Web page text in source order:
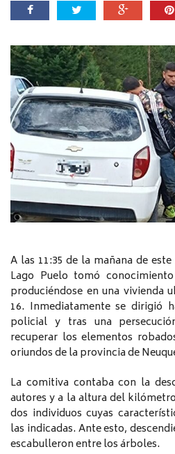
A las 11:35 de la mañana de
Lago Puelo tomó
produciéndose en una vivienda
16. Inmediatamente se dirigió
policial y tras una
recuperar los elementos
oriundos de la provincia de
La comitiva contaba con la
autores y a la altura del
dos individuos cuyas
las indicadas. Ante esto,
escabulleron entre los árboles.